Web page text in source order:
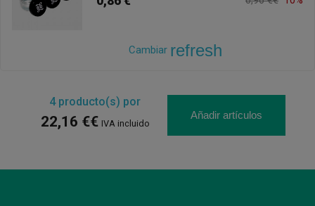
Cambiar refresh
4producto(s) por
22,16 €€ IVA incluido
Añadir artículos